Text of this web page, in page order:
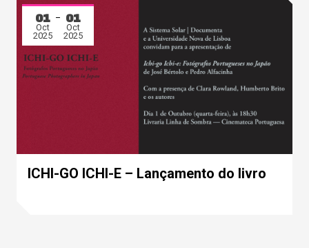
01
Oct
2025
01
Oct
2025
ICHI-GO ICHI-E – Lançamento do livro